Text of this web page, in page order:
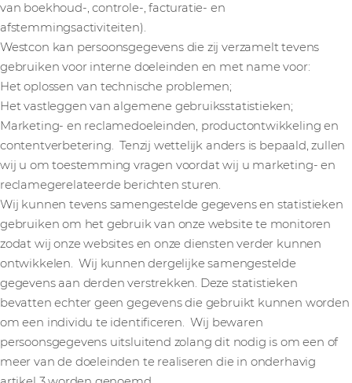
van boekhoud-, controle-, facturatie- en
afstemmingsactiviteiten).
Westcon kan persoonsgegevens die zij verzamelt tevens
gebruiken voor interne doeleinden en met name voor:
Het oplossen van technische problemen;
Het vastleggen van algemene gebruiksstatistieken;
Marketing- en reclamedoeleinden, productontwikkeling en
contentverbetering. Tenzij wettelijk anders is bepaald, zullen
wij u om toestemming vragen voordat wij u marketing- en
reclamegerelateerde berichten sturen.
Wij kunnen tevens samengestelde gegevens en statistieken
gebruiken om het gebruik van onze website te monitoren
zodat wij onze websites en onze diensten verder kunnen
ontwikkelen. Wij kunnen dergelijke samengestelde
gegevens aan derden verstrekken. Deze statistieken
bevatten echter geen gegevens die gebruikt kunnen worden
om een individu te identificeren. Wij bewaren
persoonsgegevens uitsluitend zolang dit nodig is om een of
meer van de doeleinden te realiseren die in onderhavig